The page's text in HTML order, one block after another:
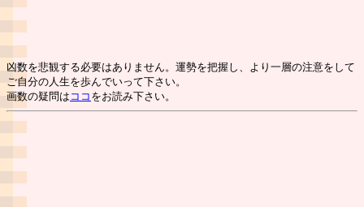
凶数を悲観する必要はありません。運勢を把握し、より一層の注意をして
ご自分の人生を歩んでいって下さい。
画数の疑問は ココ をお読み下さい。